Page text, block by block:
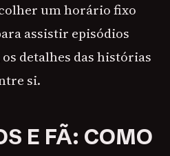
um horário fixo
assistir episódios
detalhes das histórias
si.
E FÃ: COMO